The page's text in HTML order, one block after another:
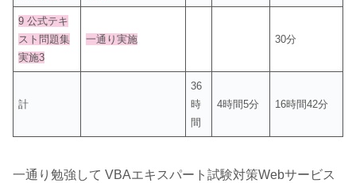
9 公式テキ
スト問題集
実施3
一通り実施 30分
計
36
時
間
4時間5分 16時間42分
一通り勉強して VBAエキスパート試験対策Webサービス